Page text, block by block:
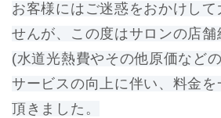
お客様にはご迷惑をおかけして
せんが、この度はサロンの店舗
(水道光熱費やその他原価など
サービスの向上に伴い、料金を
頂きました。